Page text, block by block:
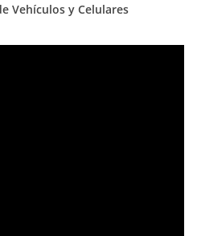
Vehículos y Celulares